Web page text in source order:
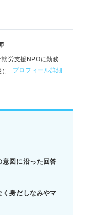
献を明確にする。
たい』と具体的に
準備する。
かりは避ける。
意欲をアピール
労支援NPOに勤務
て、学生/既卒/フリ
プロフィール詳細
意図に沿った回答
く身だしなみやマ